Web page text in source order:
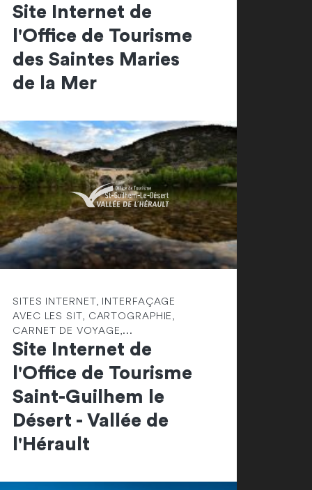
Site Internet de
l'Office de Tourisme
des Saintes Maries
de la Mer
SITES INTERNET, INTERFAÇAGE
AVEC LES SIT, CARTOGRAPHIE,
CARNET DE VOYAGE,...
Site Internet de
l'Office de Tourisme
Saint-Guilhem le
Désert - Vallée de
l'Hérault